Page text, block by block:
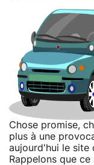
Chose promise,
plus à une
aujourd'hui le site
Rappelons que